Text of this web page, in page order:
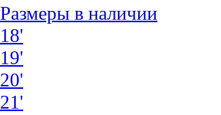
Размеры в наличии
18'
19'
20'
21'